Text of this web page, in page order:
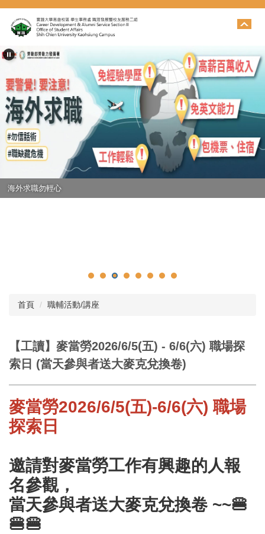
跳
到
主
內
區
海外求職勿輕心
首頁 職輔活動/講座
【工讀】麥當勞2026/6/5(五) - 6/6(六) 職場探
索日 (當天參與者送大麥克兌換卷)
麥當勞2026/6/5(五)-6/6(六) 職場
探索日
邀請對麥當勞工作有興趣的人報
名參觀，
當天參與者送大麥克兌換卷 ~~🍔
🍔🍔